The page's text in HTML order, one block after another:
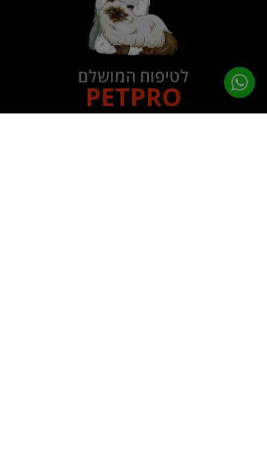
לטיפוח המושלם
PETPRO